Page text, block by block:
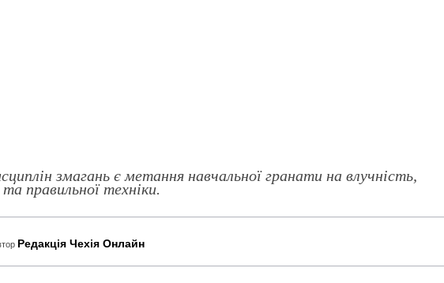
змагань є метання навчальної гранати на влучність,
правильної техніки.
Редакція Чехія Онлайн